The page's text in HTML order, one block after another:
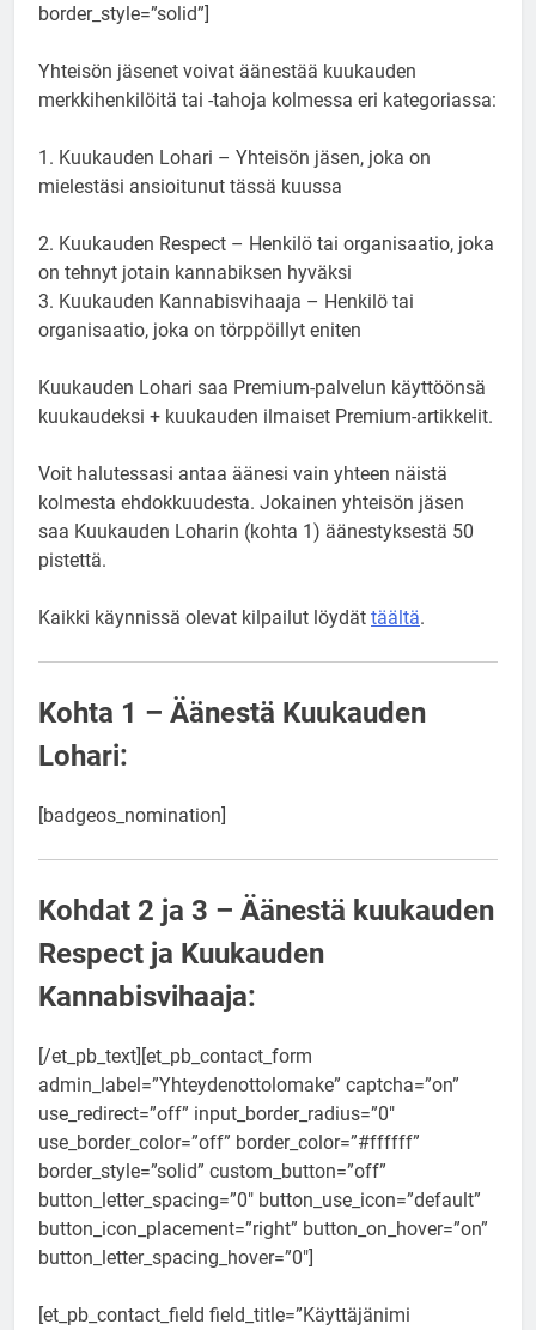
border_style=”solid”]
Yhteisön jäsenet voivat äänestää kuukauden
merkkihenkilöitä tai -tahoja kolmessa eri kategoriassa:
1. Kuukauden Lohari – Yhteisön jäsen, joka on
mielestäsi ansioitunut tässä kuussa
2. Kuukauden Respect – Henkilö tai organisaatio, joka
on tehnyt jotain kannabiksen hyväksi
3. Kuukauden Kannabisvihaaja – Henkilö tai
organisaatio, joka on törppöillyt eniten
Kuukauden Lohari saa Premium-palvelun käyttöönsä
kuukaudeksi + kuukauden ilmaiset Premium-artikkelit.
Voit halutessasi antaa äänesi vain yhteen näistä
kolmesta ehdokkuudesta. Jokainen yhteisön jäsen
saa Kuukauden Loharin (kohta 1) äänestyksestä 50
pistettä.
Kaikki käynnissä olevat kilpailut löydät täältä.
Kohta 1 – Äänestä Kuukauden
Lohari:
[badgeos_nomination]
Kohdat 2 ja 3 – Äänestä kuukauden
Respect ja Kuukauden
Kannabisvihaaja:
[/et_pb_text][et_pb_contact_form
admin_label=”Yhteydenottolomake” captcha=”on”
use_redirect=”off” input_border_radius=”0″
use_border_color=”off” border_color=”#ffffff”
border_style=”solid” custom_button=”off”
button_letter_spacing=”0″ button_use_icon=”default”
button_icon_placement=”right” button_on_hover=”on”
button_letter_spacing_hover=”0″]
[et_pb_contact_field field_title=”Käyttäjänimi